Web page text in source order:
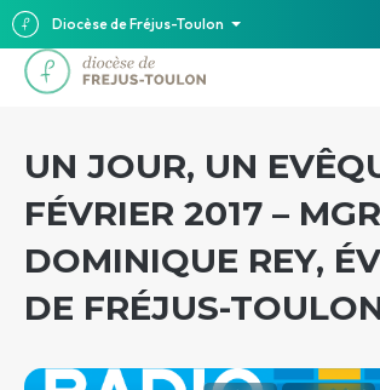
Diocèse de Fréjus-Toulon
UN JOUR, UN
FÉVRIER 2017 – MGR
DOMINIQUE REY,
DE FRÉJUS-